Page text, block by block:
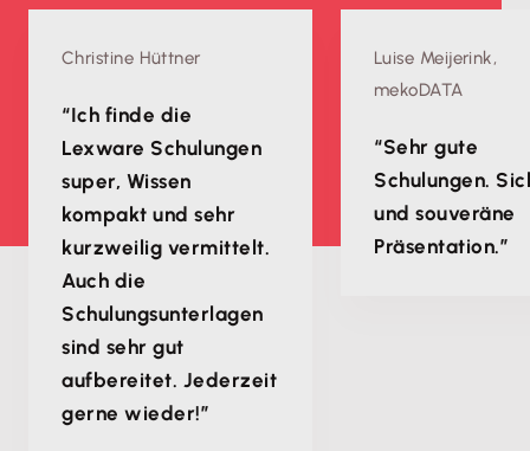
Christine Hüttner
“Ich finde die
Lexware Schulungen
super, Wissen
kompakt und sehr
kurzweilig vermittelt.
Auch die
Schulungsunterlagen
sind sehr gut
aufbereitet. Jederzeit
gerne wieder!”
Luise Meijerink,
mekoDATA
“Sehr gute
Schulungen.
und souveräne
Präsentation.”